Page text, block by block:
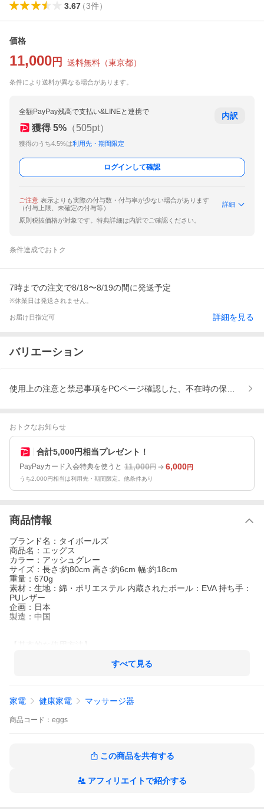
3.67（3件）
価格
11,000 円 送料無料 （東京都）
条件により送料が異なる場合があります。
全額PayPay残高で支払い&LINEと連携で
獲得 5% （505pt）
獲得のうち4.5%は利用先・期間限定
内訳
ログインして確認
ご注意 表示よりも実際の付与数・付与率が少ない場合があります
（付与上限、未確定の付与等）
詳細
原則税抜価格が対象です。特典詳細は内訳でご確認ください。
条件達成でおトク
7時までの注文で8/18〜8/19の間に発送予定
※休業日は発送されません。
お届け日指定可 詳細を見る
バリエーション
使用上の注意と禁忌事項をPCページ確認した、不在時の保管期限
おトクなお知らせ
合計5,000円相当プレゼント！
PayPayカード入会特典を使うと 11,000円 6,000円
うち2,000円相当は利用先・期間限定。他条件あり
商品情報
ブランド名：タイボールズ
商品名：エッグス
カラー：アッシュグレー
サイズ：長さ:約80cm 高さ:約6cm 幅:約18cm
重量：670g
素材：生地：綿・ポリエステル 内蔵されたボール：EVA 持ち手：
PUレザー
企画：日本
製造：中国
? 商品の下側（持ち手ではない方）にお尻を乗せ、そのまま仰向
ご自身で位置を調整してください。
す・あぐらをかくなど ご自身が、しっくりくる体勢・心地よ
? 3分〜10分間を目安に使用してください
すべて見る
家電 健康家電 マッサージ器
商品 コード： eggs
この商品を共有する
アフィリエイトで紹介する